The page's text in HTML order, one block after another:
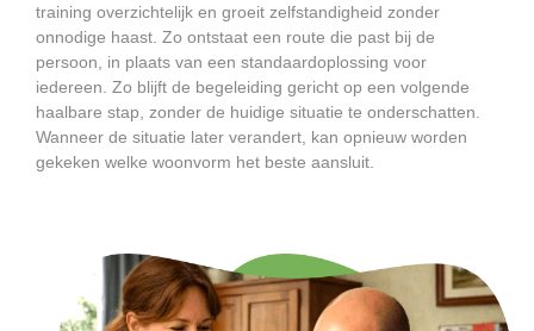
training overzichtelijk en groeit zelfstandigheid zonder
onnodige haast. Zo ontstaat een route die past bij de
persoon, in plaats van een standaardoplossing voor
iedereen. Zo blijft de begeleiding gericht op een volgende
haalbare stap, zonder de huidige situatie te onderschatten.
Wanneer de situatie later verandert, kan opnieuw worden
gekeken welke woonvorm het beste aansluit.